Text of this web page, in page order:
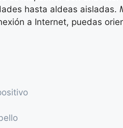
hasta aldeas aisladas.
a Internet, puedas